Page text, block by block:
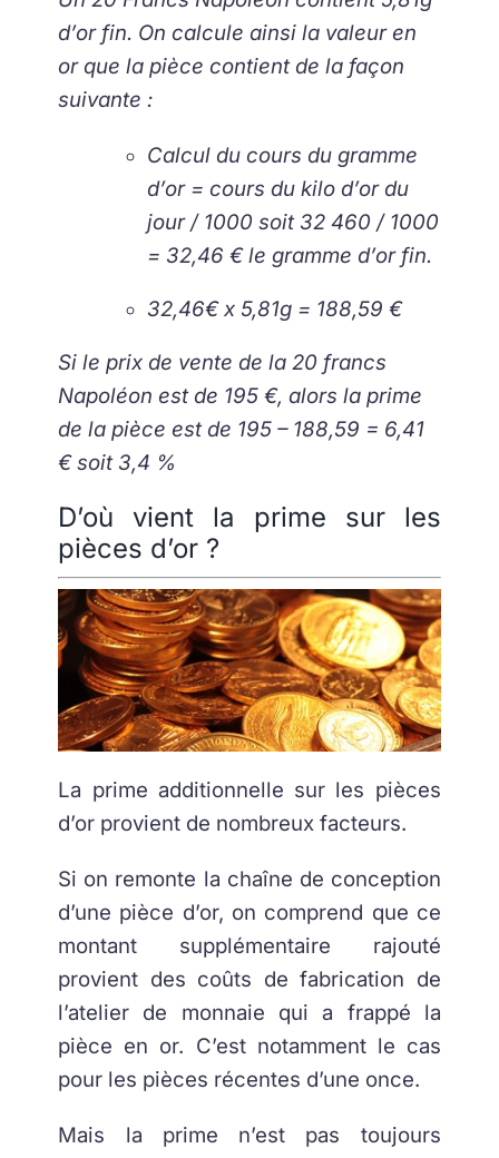
d’or fin. On calcule ainsi la valeur en
or que la pièce contient de la façon
suivante :
Calcul du cours du gramme
d’or = cours du kilo d’or du
jour / 1000soit 32 460 / 1000
= 32,46 € le gramme d’or fin.
32,46€ x 5,81g = 188,59 €
Si le prix de vente de la 20 francs
Napoléon est de 195 €, alors la prime
de la pièce est de 195 – 188,59 = 6,41
€ soit 3,4 %
D’où vient la prime sur les
pièces d’or ?
La prime additionnelle sur les pièces
d’or provient de nombreux facteurs.
Si on remonte la chaîne de conception
d’une pièce d’or, on comprend que ce
montant supplémentaire rajouté
provient des coûts de fabrication de
l’atelier de monnaie qui a frappé la
pièce en or. C’est notamment le cas
pour les pièces récentes d’une once.
Mais la prime n’est pas toujours